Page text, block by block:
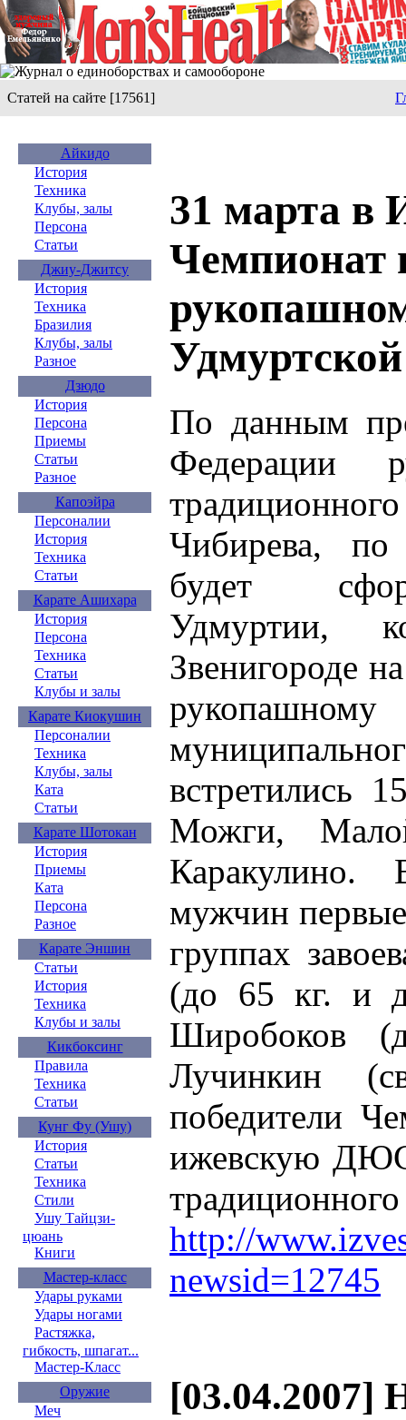
Статей на сайте [17561]
Айкидо
История
Техника
Клубы, залы
Персона
Статьи
Джиу-Джитсу
История
Техника
Бразилия
Клубы, залы
Разное
Дзюдо
История
Персона
Приемы
Статьи
Разное
Капоэйра
Персоналии
История
Техника
Статьи
Карате Ашихара
История
Персона
Техника
Статьи
Клубы и залы
Карате Киокушин
Персоналии
Техника
Клубы, залы
Ката
Статьи
Карате Шотокан
История
Приемы
Ката
Персона
Разное
Карате Эншин
Статьи
История
Техника
Клубы и залы
Кикбоксинг
Правила
Техника
Статьи
Кунг Фу (Ушу)
История
Статьи
Техника
Стили
Ушу Тайцзи-
цюань
Книги
Мастер-класс
Удары руками
Удары ногами
Растяжка,
гибкость, шпагат...
Мастер-Класс
Оружие
Меч
31 марта в
Чемпионат
По данным
Федерации
Чибирева, по
будет
Удмуртии,
Звенигороде
встретились
Можги,
Каракулино.
мужчин
группах
(до 65 кг. и
Широбоков
Лучинкин
победители
ижевскую
http://
newsid=12745
[03.04.2007]